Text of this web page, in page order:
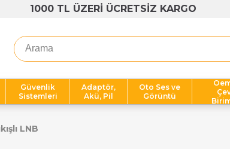
TOPLU ALIMLARA AVANTAJLI FİYATLAR
Güvenlik
Sistemleri
Adaptör,
Akü, Pil
Oto Ses ve
Görüntü
LNB